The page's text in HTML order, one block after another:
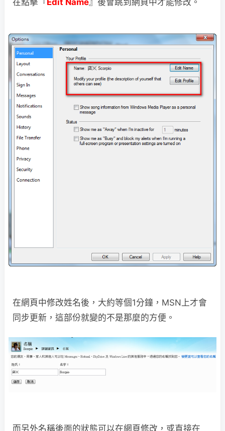
在點擊『Edit Name』後會跳到網頁中才能修改。
在網頁中修改姓名後，大約等個1分鐘，MSN上才會
同步更新，這部份就變的不是那麼的方便。
而另外名稱後面的狀態可以在網頁修改，或直接在